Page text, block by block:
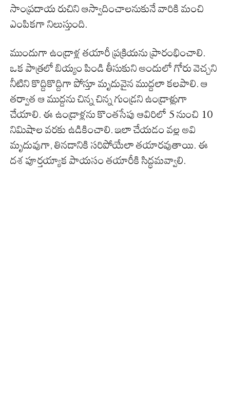
సాంప్రదాయ రుచిని ఆస్వాదించాలనుకునే వారికి మంచి
ఎంపికగా నిలుస్తుంది.
ముందుగా ఉండ్రాళ్ల తయారీ ప్రక్రియను ప్రారంభించాలి.
ఒక పాత్రలో బియ్యం పిండి తీసుకుని అందులో గోరు వెచ్చని
నీటిని కొద్దికొద్దిగా పోస్తూ మృదువైన ముద్దలా కలపాలి. ఆ
తర్వాత ఆ ముద్దను చిన్న చిన్న గుండ్రని ఉండ్రాళ్లుగా
చేయాలి. ఈ ఉండ్రాళ్లను కొంతసేపు ఆవిరిలో 5 నుంచి 10
నిమిషాల వరకు ఉడికించాలి. ఇలా చేయడం వల్ల అవి
మృదువుగా, తినడానికి సరిపోయేలా తయారవుతాయి. ఈ
దశ పూర్తయ్యాక పాయసం తయారీకి సిద్ధమవ్వాలి.